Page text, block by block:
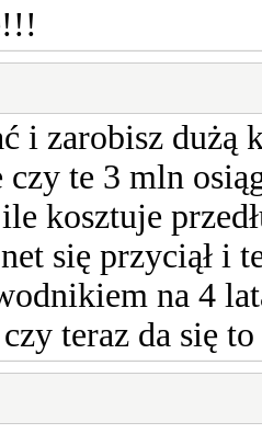
i zarobisz dużą
te 3 mln
ile kosztuje
net się przyciął i
na 4
teraz da się